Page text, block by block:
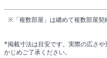
※「複数部屋」は纏めて複数部屋契
*掲載寸法は目安です。実際の広さ
かじめご了承ください。